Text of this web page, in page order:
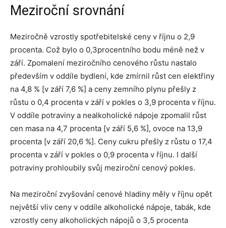
Meziroční srovnání
Meziročně vzrostly spotřebitelské ceny v říjnu o 2,9
procenta. Což bylo o 0,3procentního bodu méně než v
září. Zpomalení meziročního cenového růstu nastalo
především v oddíle bydlení, kde zmírnil růst cen elektřiny
na 4,8 % [v září 7,6 %] a ceny zemního plynu přešly z
růstu o 0,4 procenta v září v pokles o 3,9 procenta v říjnu.
V oddíle potraviny a nealkoholické nápoje zpomalil růst
cen masa na 4,7 procenta [v září 5,6 %], ovoce na 13,9
procenta [v září 20,6 %]. Ceny cukru přešly z růstu o 17,4
procenta v září v pokles o 0,9 procenta v říjnu. I další
potraviny prohloubily svůj meziroční cenový pokles.
Na meziroční zvyšování cenové hladiny měly v říjnu opět
největší vliv ceny v oddíle alkoholické nápoje, tabák, kde
vzrostly ceny alkoholických nápojů o 3,5 procenta